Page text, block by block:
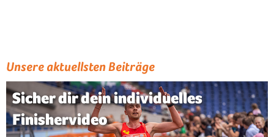
Unsere aktuellsten Beiträge
Sicher dir dein individuelles
Finishervideo